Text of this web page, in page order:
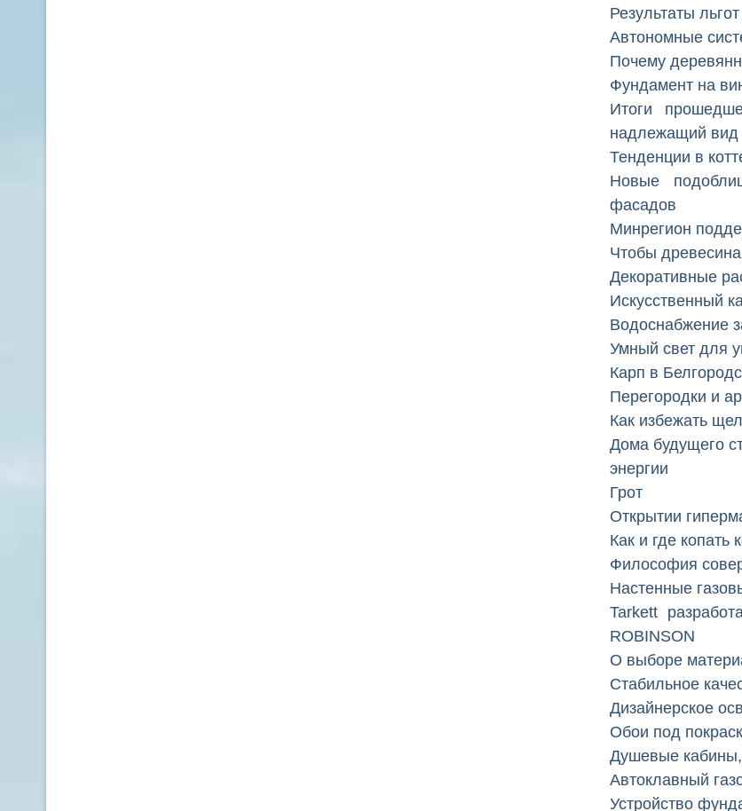
Результаты
Автономные
Почему
Фундамент на
Итоги
надлежащий вид
Тенденции в
Новые
фасадов
Минрегион
Чтобы
Декоративные
Искусственный
Водоснабжение
Умный свет для
Карп в
Перегородки и
Как избежать
Дома будущего
энергии
Грот
Открытии
Как и где копать
Философия
Настенные
Tarkett
ROBINSON
О выборе
Стабильное
Дизайнерское
Обои под
Душевые
Автоклавный
Устройство